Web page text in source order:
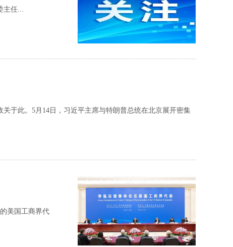
主任...
此。5月14日，习近平主席与特朗普总统在北京展开密集
美国工商界代